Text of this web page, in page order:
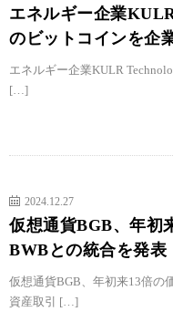
エネルギー企業
のビットコインを企
エネルギー企業KULR
[…]
2024.12.27
仮想通貨BGB、年初
BWBとの統合を発表
仮想通貨BGB、年初来13倍の
資産取引 […]